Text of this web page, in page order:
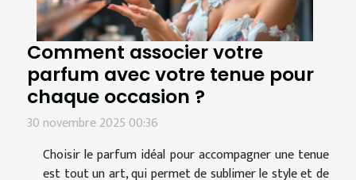
Comment associer votre
parfum avec votre tenue pour
chaque occasion ?
30 novembre 2025 00:36
Choisir le parfum idéal pour accompagner une tenue
est tout un art, qui permet de sublimer le style et de